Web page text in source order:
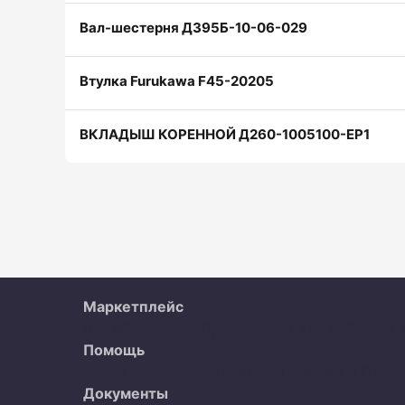
Вал-шестерня ДЗ95Б-10-06-029
Втулка Furukawa F45-20205
ВКЛАДЫШ КОРЕННОЙ Д260-1005100-ЕР1
Маркетплейс
Помощь
Документы